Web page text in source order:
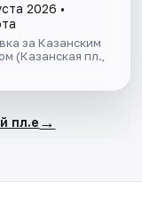
2026 •
за Казанским
(Казанская пл.,
пл.е →